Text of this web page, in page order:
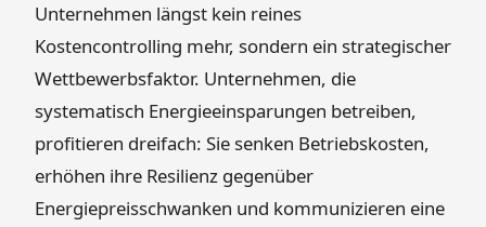
Unternehmen längst kein reines
Kostencontrolling mehr, sondern ein strategischer
Wettbewerbsfaktor. Unternehmen, die
systematisch Energieeinsparungen betreiben,
profitieren dreifach: Sie senken Betriebskosten,
erhöhen ihre Resilienz gegenüber
Energiepreisschwanken und kommunizieren eine